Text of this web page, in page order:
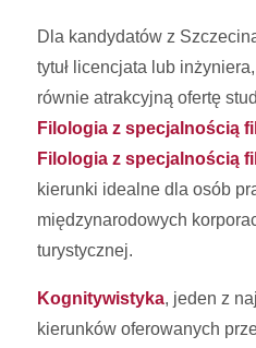
Dla kandydatów z
tytuł licencjata lub
równie atrakcyjną ofertę
Filologia z specjalnością
Filologia z specjalnością
kierunki idealne dla osób
międzynarodowych
turystycznej.
Kognitywistyka, jeden z
kierunków oferowanych